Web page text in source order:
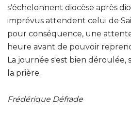
s'échelonnent diocèse après
imprévus attendent celui de
pour conséquence, une
heure avant de pouvoir
La journée s'est bien déroulée,
la prière.
Frédérique Défrade